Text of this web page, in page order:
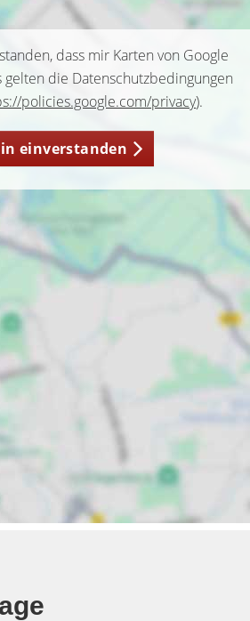
dass mir Karten von Google
gelten die Datenschutzbedingungen
policies.google.com/privacy).
einverstanden